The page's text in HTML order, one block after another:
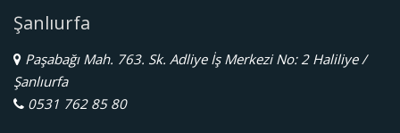
Şanlıurfa
Paşabağı Mah. 763. Sk. Adliye İş Merkezi No: 2 Haliliye /
Şanlıurfa
0531 762 85 80